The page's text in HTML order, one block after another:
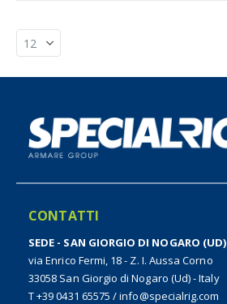
CONTATTI
SEDE - SAN GIORGIO DI NOGARO (UD)
via Enrico Fermi, 18 - Z. I. Aussa Corno
33058 San Giorgio di Nogaro (Ud) - Italy
T +39 0431 65575 /info@specialrig.com